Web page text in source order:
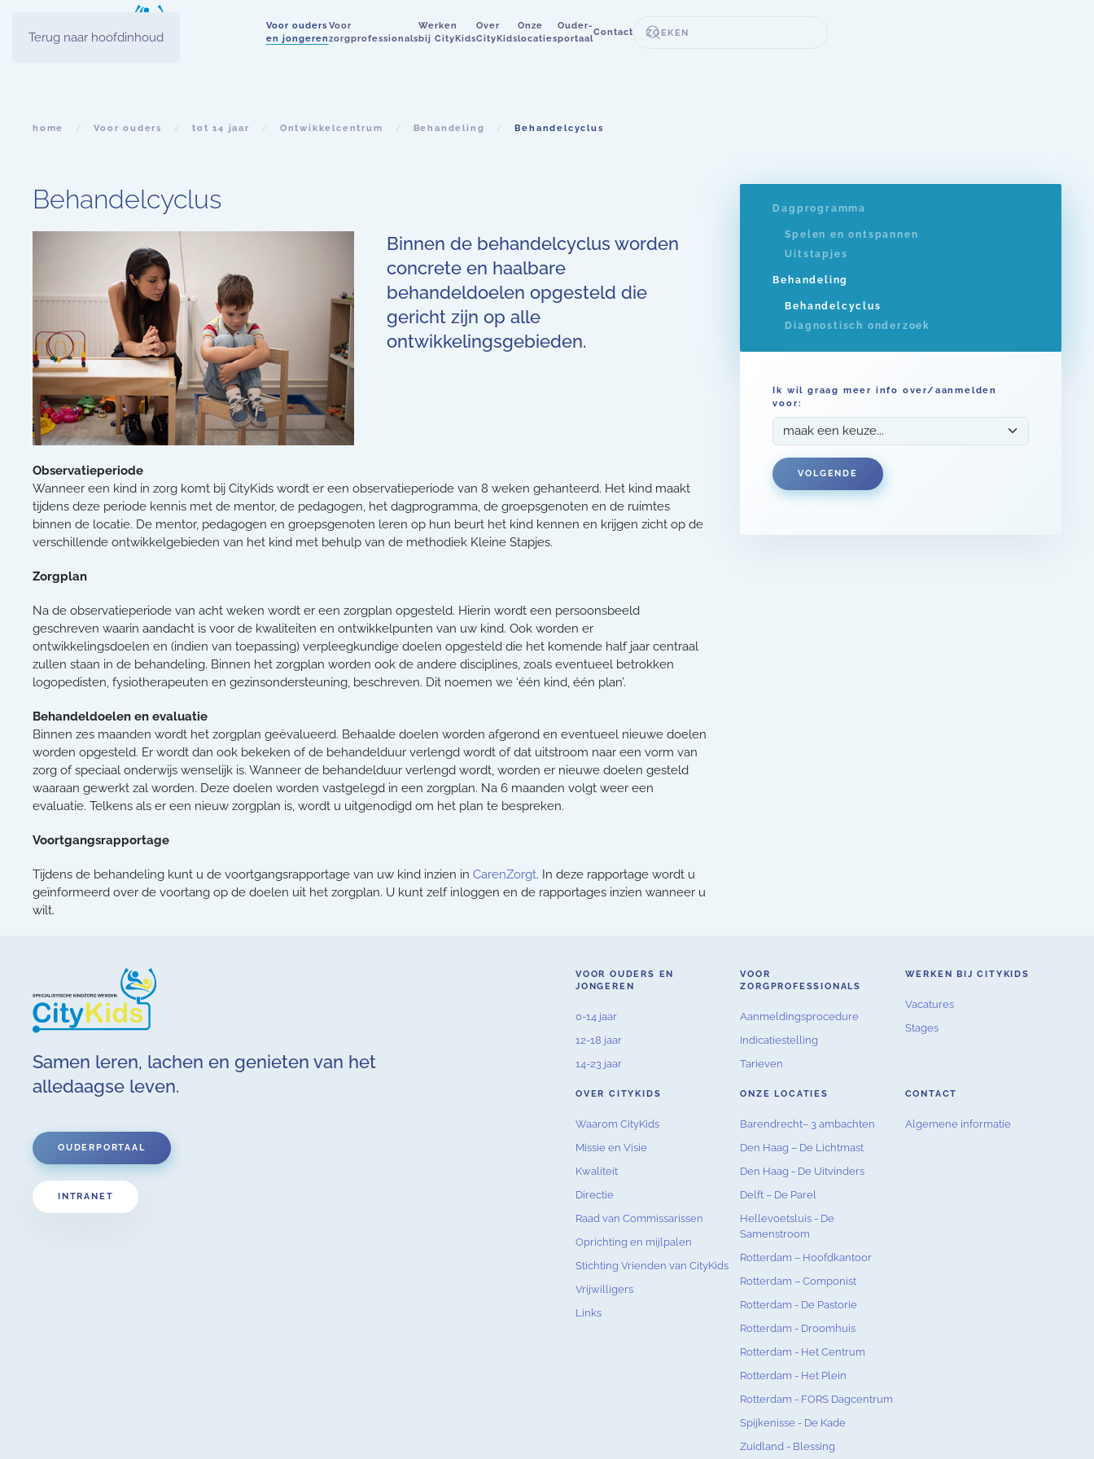
Terug naar hoofdinhoud
Voor ouders
en jongeren
Voor
zorgprofessionals
Werken
bij CityKids
Over
CityKids
Onze
locaties
Ouder-
portaal
Contact
home Voor ouders tot 14 jaar Ontwikkelcentrum Behandeling Behandelcyclus
Behandelcyclus
Binnen de behandelcyclus worden
concrete en haalbare
behandeldoelen opgesteld die
gericht zijn op alle
ontwikkelingsgebieden.
Observatieperiode
Wanneer een kind in zorg komt bij CityKids wordt er een observatieperiode van 8 weken gehanteerd. Het kind maakt
tijdens deze periode kennis met de mentor, de pedagogen, het dagprogramma, de groepsgenoten en de ruimtes
binnen de locatie. De mentor, pedagogen en groepsgenoten leren op hun beurt het kind kennen en krijgen zicht op de
verschillende ontwikkelgebieden van het kind met behulp van de methodiek Kleine Stapjes.
Zorgplan
Na de observatieperiode van acht weken wordt er een zorgplan opgesteld. Hierin wordt een persoonsbeeld
geschreven waarin aandacht is voor de kwaliteiten en ontwikkelpunten van uw kind. Ook worden er
ontwikkelingsdoelen en (indien van toepassing) verpleegkundige doelen opgesteld die het komende half jaar centraal
zullen staan in de behandeling. Binnen het zorgplan worden ook de andere disciplines, zoals eventueel betrokken
logopedisten, fysiotherapeuten en gezinsondersteuning, beschreven. Dit noemen we ‘één kind, één plan’.
Behandeldoelen en evaluatie
Binnen zes maanden wordt het zorgplan geëvalueerd. Behaalde doelen worden afgerond en eventueel nieuwe doelen
worden opgesteld. Er wordt dan ook bekeken of de behandelduur verlengd wordt of dat uitstroom naar een vorm van
zorg of speciaal onderwijs wenselijk is. Wanneer de behandelduur verlengd wordt, worden er nieuwe doelen gesteld
waaraan gewerkt zal worden. Deze doelen worden vastgelegd in een zorgplan. Na 6 maanden volgt weer een
evaluatie. Telkens als er een nieuw zorgplan is, wordt u uitgenodigd om het plan te bespreken.
Voortgangsrapportage
Tijdens de behandeling kunt u de voortgangsrapportage van uw kind inzien in CarenZorgt. In deze rapportage wordt u
geïnformeerd over de voortang op de doelen uit het zorgplan. U kunt zelf inloggen en de rapportages inzien wanneer u
wilt.
Dagprogramma
Spelen en ontspannen
Uitstapjes
Behandeling
Behandelcyclus
Diagnostisch onderzoek
Ik wil graag meer info over/aanmelden
voor:
VOLGENDE
Samen leren, lachen en genieten van het
alledaagse leven.
OUDERPORTAAL
INTRANET
VOOR OUDERS EN
JONGEREN
0-14 jaar
12-18 jaar
14-23 jaar
VOOR
ZORGPROFESSIONALS
Aanmeldingsprocedure
Indicatiestelling
Tarieven
WERKEN BIJ CITYKIDS
Vacatures
Stages
OVER CITYKIDS
Waarom CityKids
Missie en Visie
Kwaliteit
Directie
Raad van Commissarissen
Oprichting en mijlpalen
Stichting Vrienden van CityKids
Vrijwilligers
Links
ONZE LOCATIES
Barendrecht– 3 ambachten
Den Haag – De Lichtmast
Den Haag - De Uitvinders
Delft – De Parel
Hellevoetsluis - De
Samenstroom
Rotterdam – Hoofdkantoor
Rotterdam – Componist
Rotterdam - De Pastorie
Rotterdam - Droomhuis
Rotterdam - Het Centrum
Rotterdam - Het Plein
Rotterdam - FORS Dagcentrum
Spijkenisse - De Kade
Zuidland - Blessing
CONTACT
Algemene informatie